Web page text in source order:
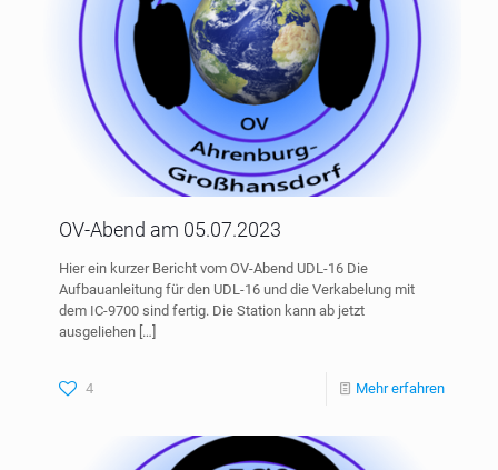
OV-Abend am 05.07.2023
Hier ein kurzer Bericht vom OV-Abend UDL-16 Die
Aufbauanleitung für den UDL-16 und die Verkabelung mit
dem IC-9700 sind fertig. Die Station kann ab jetzt
ausgeliehen […]
4 Mehr erfahren